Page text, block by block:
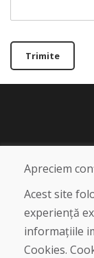
Trimite
Apreciem
Acest site
experiență
informațiile
Cookies.